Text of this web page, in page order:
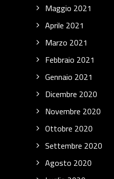
Maggio 2021
Aprile 2021
Marzo 2021
Febbraio 2021
Gennaio 2021
Dicembre 2020
Novembre 2020
Ottobre 2020
Settembre 2020
Agosto 2020